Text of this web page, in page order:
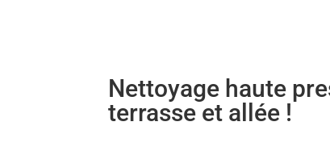
Nettoyage haute
terrasse et allée !